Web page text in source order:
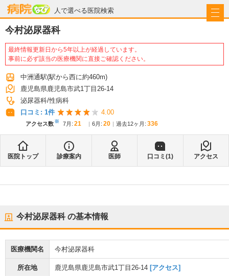
人で選べる医院検索
病院なび
今村泌尿器科
最終情報更新日から5年以上が経過しています。
事前に必ず該当の医療機関に直接ご確認ください。
中洲通駅(駅から西に約460m)
鹿児島県鹿児島市武1丁目26-14
泌尿器科 性病科
口コミ: 1件 4.00
アクセス数※ 7月 : 21 6月 : 20 過去12ヶ月: 336
医院トップ 診療案内 医師 口コミ(1) アクセス
今村泌尿器科の基本情報
医療機関名 今村泌尿器科
所在地 鹿児島県鹿児島市武1丁目26-14 [アクセス]